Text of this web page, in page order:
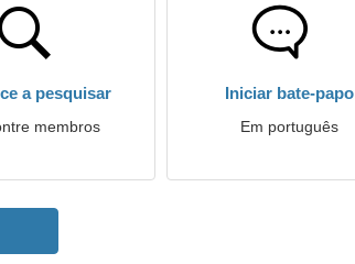
a pesquisar
membros
Iniciar bate-papo
Em português